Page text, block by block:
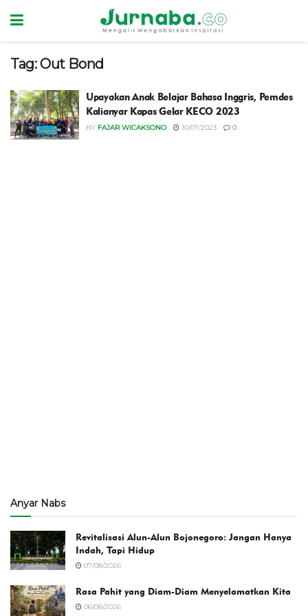
Tag:Out Bond
Upayakan Anak Belajar Bahasa Inggris, Pemdes
Kalianyar Kapas Gelar KECO 2023
BY FAJAR WICAKSONO 10/07/2023 0
Anyar Nabs
Revitalisasi Alun-Alun Bojonegoro: Jangan Hanya
Indah, Tapi Hidup
07/08/2026
Rasa Pahit yang Diam-Diam Menyelamatkan Kita
06/08/2026